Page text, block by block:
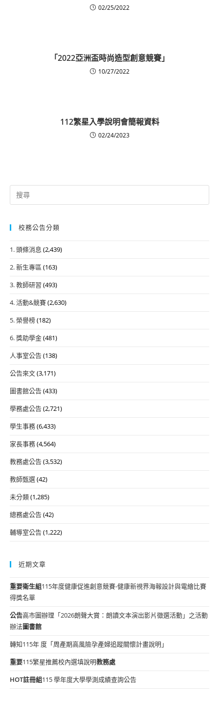
02/25/2022
「2022亞洲盃時尚造型創意競賽」
10/27/2022
112繁星入學說明會簡報資料
02/24/2023
Search
for:
校務公告分類
1. 頭條消息 (2,439)
2. 新生專區 (163)
3. 教師研習 (493)
4. 活動&競賽(2,630)
5. 榮譽榜(182)
6. 獎助學金(481)
人事室公告(138)
公告來文(3,171)
圖書館公告(433)
學務處公告(2,721)
學生事務(6,433)
家長事務(4,564)
教務處公告(3,532)
教師甄選(42)
未分類(1,285)
總務處公告(42)
輔導室公告(1,222)
近期文章
重要衛生組115年度健康促進創意競賽-健康新視界海報設計與電繪比賽
得獎名單
公告高市圖辦理「2026朗聲大賞：朗讀文本演出影片徵選活動」之活動
辦法圖書館
轉知115年 度「周產期高風險孕產婦追蹤關懷計畫說明」
重要115繁星推薦校內選填說明教務處
HOT註冊組115 學年度大學學測成績查詢公告